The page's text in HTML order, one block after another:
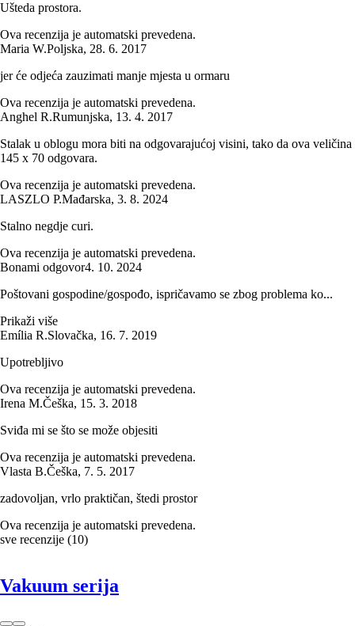
Ušteda prostora.
Ova recenzija je automatski prevedena.
Maria W.Poljska, 28. 6. 2017
jer će odjeća zauzimati manje mjesta u ormaru
Ova recenzija je automatski prevedena.
Anghel R.Rumunjska, 13. 4. 2017
Stalak u oblogu mora biti na odgovarajućoj visini, tako da ova veličina
145 x 70 odgovara.
Ova recenzija je automatski prevedena.
LASZLO P.Mađarska, 3. 8. 2024
Stalno negdje curi.
Ova recenzija je automatski prevedena.
Bonami odgovor4. 10. 2024
Poštovani gospodine/gospođo, ispričavamo se zbog problema ko...
Prikaži više
Emília R.Slovačka, 16. 7. 2019
Upotrebljivo
Ova recenzija je automatski prevedena.
Irena M.Češka, 15. 3. 2018
Sviđa mi se što se može objesiti
Ova recenzija je automatski prevedena.
Vlasta B.Češka, 7. 5. 2017
zadovoljan, vrlo praktičan, štedi prostor
Ova recenzija je automatski prevedena.
sve recenzije (10)
Vakuum serija